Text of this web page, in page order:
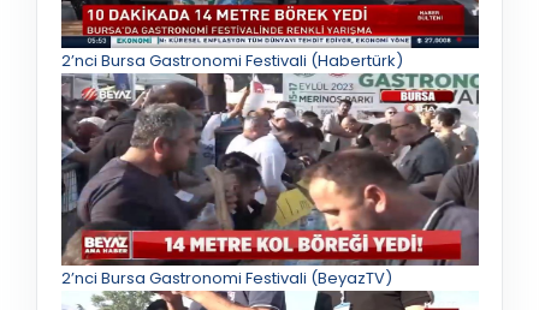
2’nci Bursa Gastronomi Festivali (Habertürk)
2’nci Bursa Gastronomi Festivali (BeyazTV)